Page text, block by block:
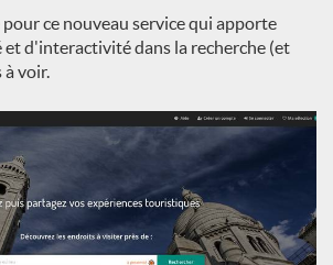
ce nouveau service qui apporte
et d'interactivité dans la recherche (et
à voir.